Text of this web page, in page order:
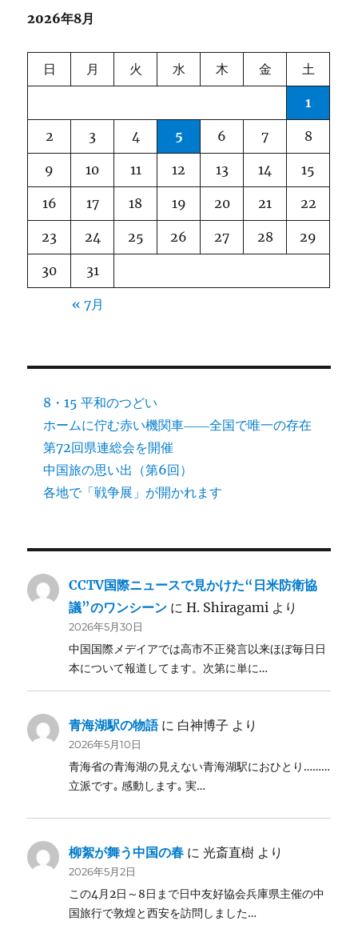
ー
シ
ョ
ン
2026年8月
日 月 火 水 木 金 土
1
2 3 4 5 6 7 8
9 10 11 12 13 14 15
16 17 18 19 20 21 22
23 24 25 26 27 28 29
30 31
« 7月
8・15 平和のつどい
ホームに佇む赤い機関車――全国で唯一の存在
第72回県連総会を開催
中国旅の思い出（第6回）
各地で「戦争展」が開かれます
CCTV国際ニュースで見かけた“日米防衛協
議”のワンシーン にH. Shiragami より
2026年5月30日
中国国際メデイアでは高市不正発言以来ほぼ毎日日
本について報道してます。次第に単に…
青海湖駅の物語に 白神博子 より
2026年5月10日
青海省の青海湖の見えない青海湖駅におひとり………
立派です｡ 感動します｡ 実…
柳絮が舞う中国の春 に光斎直樹 より
2026年5月2日
この4月2日～8日まで日中友好協会兵庫県主催の中
国旅行で敦煌と西安を訪問しました…